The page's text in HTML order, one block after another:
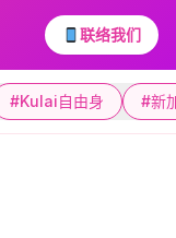
联络我们
#Kulai自由身 #新